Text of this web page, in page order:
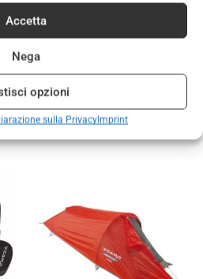
Accetta
Nega
opzioni
sulla PrivacyImprint
ATTREZZATURA
Bastoncini telescopici xenon
pro 2.0 camp
€69,00